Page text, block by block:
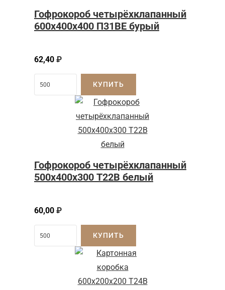
Гофрокороб четырёхклапанный
600x400x400 П31BE бурый
62,40 ₽
КУПИТЬ
Гофрокороб четырёхклапанный
500х400х300 Т22В белый
60,00 ₽
КУПИТЬ